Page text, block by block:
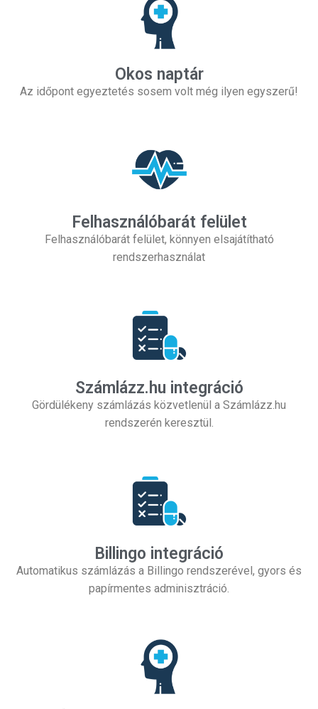
Okos naptár
Az időpont egyeztetés sosem volt még ilyen egyszerű!
Felhasználóbarát felület
Felhasználóbarát felület, könnyen elsajátítható
rendszerhasználat
Számlázz.hu integráció
Gördülékeny számlázás közvetlenül a Számlázz.hu
rendszerén keresztül.
Billingo integráció
Automatikus számlázás a Billingo rendszerével, gyors és
papírmentes adminisztráció.